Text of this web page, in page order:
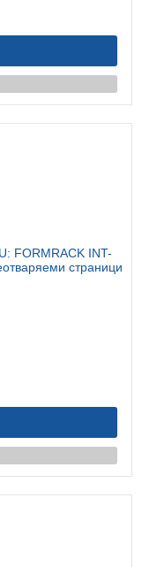
FORMRACK INT-
страници